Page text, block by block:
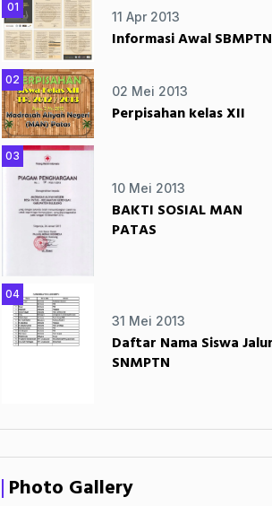
01
11 Apr 2013
Informasi Awal SBMPTN
02
02 Mei 2013
Perpisahan kelas XII
03
10 Mei 2013
BAKTI SOSIAL MAN
PATAS
04
31 Mei 2013
Daftar Nama Siswa Jalur
SNMPTN
Photo Gallery